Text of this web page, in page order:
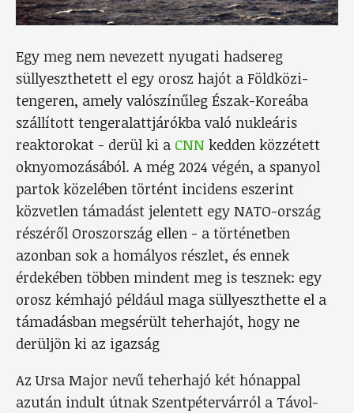
Egy meg nem nevezett nyugati hadsereg
süllyeszthetett el egy orosz hajót a Földközi-
tengeren, amely valószínűleg Észak-Koreába
szállított tengeralattjárókba való nukleáris
reaktorokat - derül ki a CNN kedden közzétett
oknyomozásából. A még 2024 végén, a spanyol
partok közelében történt incidens eszerint
közvetlen támadást jelentett egy NATO-ország
részéről Oroszország ellen - a történetben
azonban sok a homályos részlet, és ennek
érdekében többen mindent meg is tesznek: egy
orosz kémhajó például maga süllyeszthette el a
támadásban megsérült teherhajót, hogy ne
derüljön ki az igazság
Az Ursa Major nevű teherhajó két hónappal
azután indult útnak Szentpétervárról a Távol-